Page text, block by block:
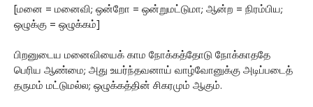
[மனை = மனைவி; ஒன்றோ = ஒன்றுமட்டுமா; ஆன்ற = நிரம்பிய;
ஒழுக்கு = ஒழுக்கம்]
பிறனுடைய மனைவியைக் காம நோக்கத்தோடு நோக்காததே
பெரிய ஆண்மை; அது உயர்ந்தவனாய் வாழ்வோனுக்கு அடிப்படைத்
தருமம் மட்டுமல்ல; ஒழுக்கத்தின் சிகரமும் ஆகும்.